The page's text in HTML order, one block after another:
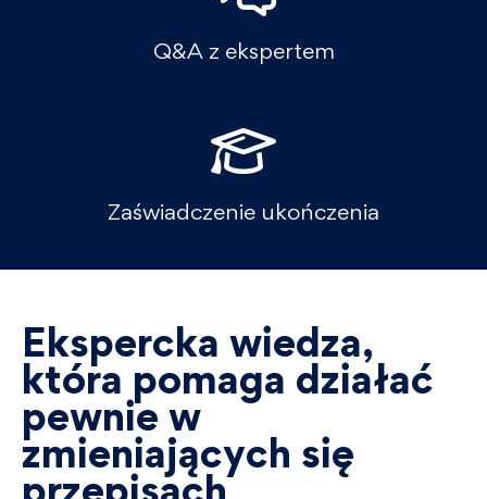
Q&A z ekspertem
Zaświadczenie ukończenia
Ekspercka wiedza,
która pomaga działać
pewnie w
zmieniających się